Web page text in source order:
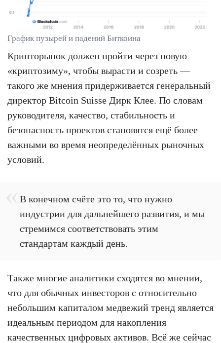
График пузырей и падений Биткоина
Крипторынок должен пройти через новую
«криптозиму», чтобы вырасти и созреть —
такого же мнения придерживается генеральный
директор Bitcoin Suisse Дирк Клее. По словам
руководителя, качество, стабильность и
безопасность проектов становятся ещё более
важными во время неопределённых рыночных
условий.
В конечном счёте это то, что нужно
индустрии для дальнейшего развития, и мы
стремимся соответствовать этим
стандартам каждый день.
Также многие аналитики сходятся во мнении,
что для обычных инвесторов с относительно
небольшим капиталом медвежий тренд является
идеальным периодом для накопления
качественных цифровых активов. Всё же сейчас